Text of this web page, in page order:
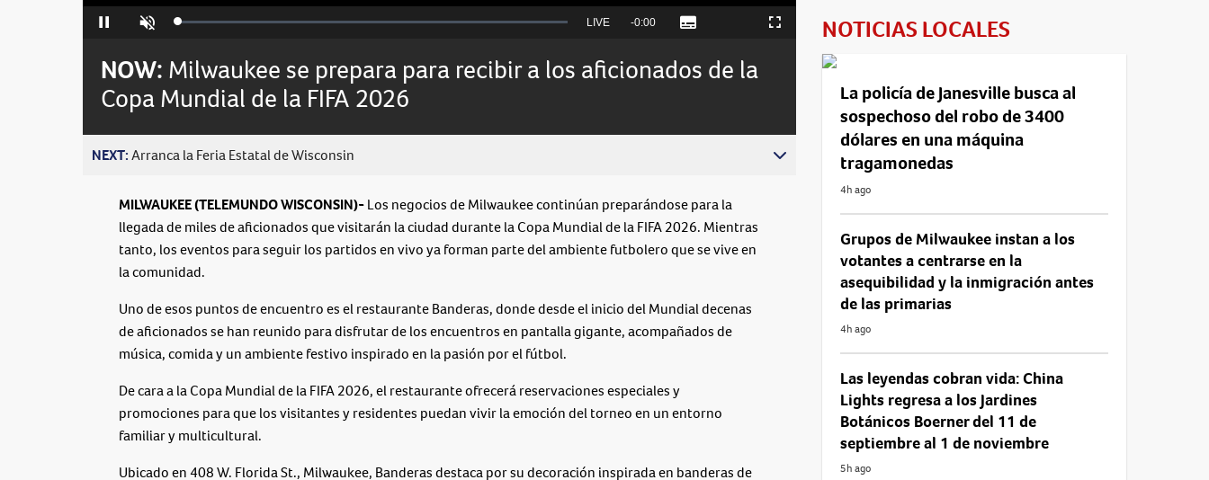
Pause Unmute Loaded:
Seek
behind
live
LIVE Remaining
-0:00 Subtitles Fullscreen
NOW: Milwaukee se prepara para recibir a los aficionados de la
Copa Mundial de la FIFA 2026
NEXT:Arranca la Feria Estatal de Wisconsin
MILWAUKEE (TELEMUNDO WISCONSIN)-Los negocios de Milwaukee continúan preparándose para la
llegada de miles de aficionados que visitarán la ciudad durante la Copa Mundial de la FIFA 2026. Mientras
tanto, los eventos para seguir los partidos en vivo ya forman parte del ambiente futbolero que se vive en
la comunidad.
Uno de esos puntos de encuentro es el restaurante Banderas, donde desde el inicio del Mundial decenas
de aficionados se han reunido para disfrutar de los encuentros en pantalla gigante, acompañados de
música, comida y un ambiente festivo inspirado en la pasión por el fútbol.
De cara a la Copa Mundial de la FIFA 2026, el restaurante ofrecerá reservaciones especiales y
promociones para que los visitantes y residentes puedan vivir la emoción del torneo en un entorno
familiar y multicultural.
Ubicado en 408 W. Florida St., Milwaukee, Banderas destaca por su decoración inspirada en banderas de
NOTICIAS LOCALES
La policía de Janesville busca al
sospechoso del robo de 3400
dólares en una máquina
tragamonedas
4h ago
Grupos de Milwaukee instan a los
votantes a centrarse en la
asequibilidad y la inmigración antes
de las primarias
4h ago
Las leyendas cobran vida: China
Lights regresa a los Jardines
Botánicos Boerner del 11 de
septiembre al 1 de noviembre
5h ago